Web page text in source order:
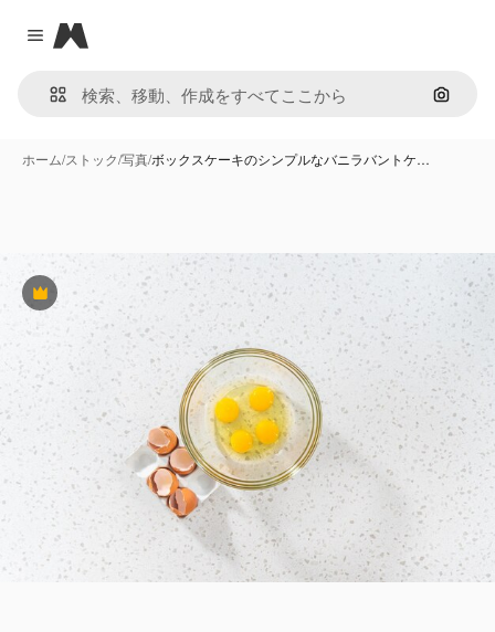
Close menu
Magnific
画像で
ホーム/ストック/写真/ボックスケーキのシンプルなバニラバントケ…
Premium